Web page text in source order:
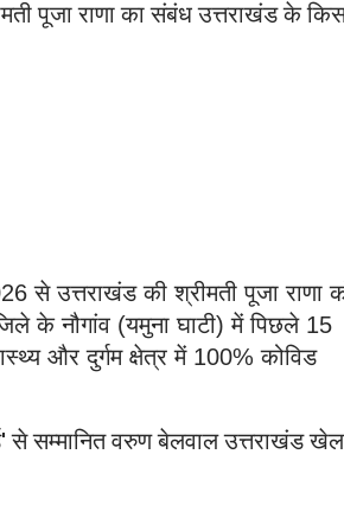
पूजा राणा का संबंध उत्तराखंड के
से उत्तराखंड की श्रीमती पूजा राणा
के नौगांव (यमुना घाटी) में पिछले 15
और दुर्गम क्षेत्र में 100% कोविड
से सम्मानित वरुण बेलवाल उत्तराखंड खेल